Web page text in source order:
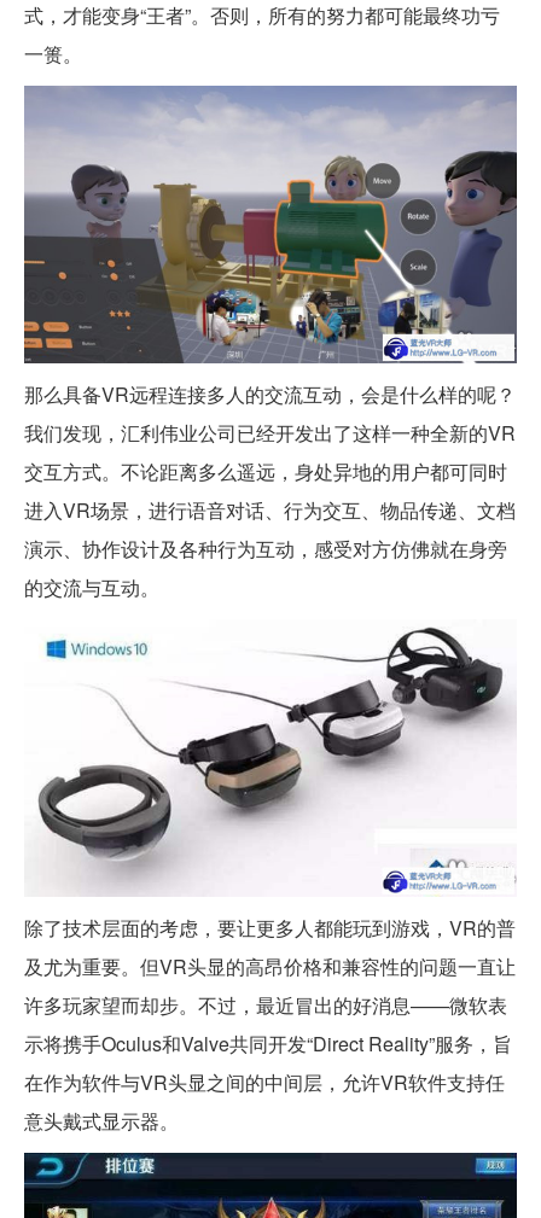
式，才能变身“王者”。否则，所有的努力都可能最终功亏
一篑。
那么具备VR远程连接多人的交流互动，会是什么样的呢？
我们发现，汇利伟业公司已经开发出了这样一种全新的VR
交互方式。不论距离多么遥远，身处异地的用户都可同时
进入VR场景，进行语音对话、行为交互、物品传递、文档
演示、协作设计及各种行为互动，感受对方仿佛就在身旁
的交流与互动。
除了技术层面的考虑，要让更多人都能玩到游戏，VR的普
及尤为重要。但VR头显的高昂价格和兼容性的问题一直让
许多玩家望而却步。不过，最近冒出的好消息——微软表
示将携手Oculus和Valve共同开发“Direct Reality”服务，旨
在作为软件与VR头显之间的中间层，允许VR软件支持任
意头戴式显示器。